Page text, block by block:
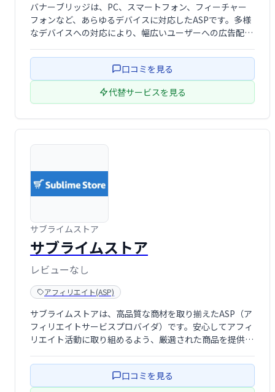
バナーブリッジは、PC、スマートフォン、フィーチャー
フォンなど、あらゆるデバイスに対応したASPです。多様
なデバイスへの対応により、幅広いユーザーへの広告配信
口コミを見る
代替サービスを見る
サブライムストア
サブライムストア
レビューなし
アフィリエイト(ASP)
サブライムストアは、高品質な商材を取り揃えたASP（ア
フィリエイトサービスプロバイダ）です。安心してアフィ
リエイト活動に取り組めるよう、厳選された商品を提供し
ターの方々に最適なサービスです。充実したサポート体制
口コミを見る